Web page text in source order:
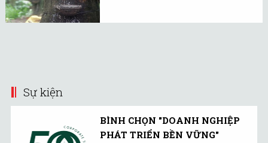
còn lại.
Sự kiện
BÌNH CHỌN "DOANH NGHIỆP
PHÁT TRIỂN BỀN VỮNG"